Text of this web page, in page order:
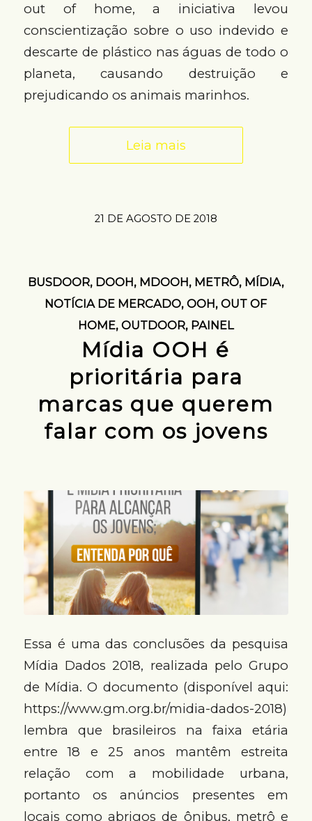
out of home, a iniciativa levou
conscientização sobre o uso indevido e
descarte de plástico nas águas de todo o
planeta, causando destruição e
prejudicando os animais marinhos.
Leia mais
21 DE AGOSTO DE 2018
BUSDOOR, DOOH, MDOOH, METRÔ, MÍDIA,
NOTÍCIA DE MERCADO,OOH,OUT OF
HOME, OUTDOOR, PAINEL
Mídia OOH é
prioritária para
marcas que querem
falar com os jovens
Essa é uma das conclusões da pesquisa
Mídia Dados 2018, realizada pelo Grupo
de Mídia. O documento (disponível aqui:
https://www.gm.org.br/midia-dados-2018)
lembra que brasileiros na faixa etária
entre 18 e 25 anos mantêm estreita
relação com a mobilidade urbana,
portanto os anúncios presentes em
locais como abrigos de ônibus, metrô e